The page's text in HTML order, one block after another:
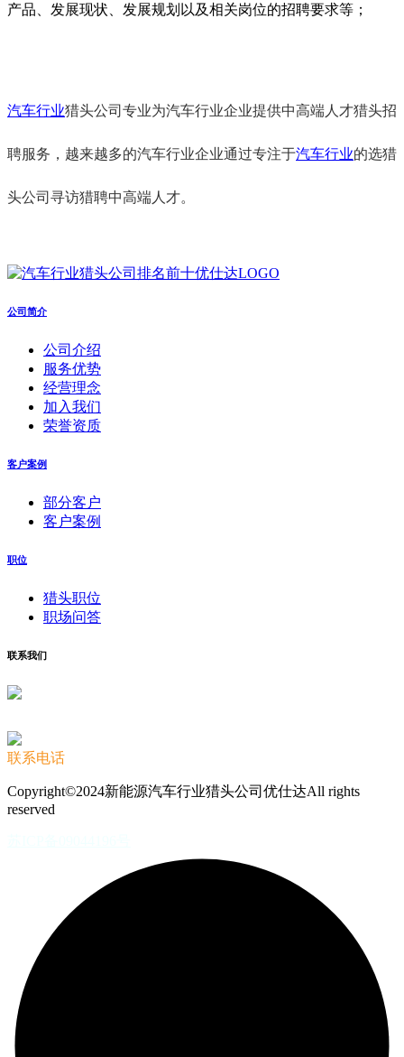
产品、发展现状、发展规划以及相关岗位的招聘要求等；
汽车行业猎头公司专业为汽车行业企业提供中高端人才猎头招
聘服务，越来越多的汽车行业企业通过专注于汽车行业的选猎
头公司寻访猎聘中高端人才。
公司简介
公司介绍
服务优势
经营理念
加入我们
荣誉资质
客户案例
部分客户
客户案例
职位
猎头职位
职场问答
联系我们
联系电话
Copyright©2024新能源汽车行业猎头公司优仕达All rights
reserved